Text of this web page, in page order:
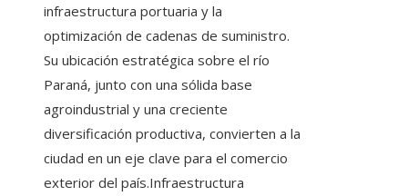
infraestructura portuaria y la
optimización de cadenas de suministro.
Su ubicación estratégica sobre el río
Paraná, junto con una sólida base
agroindustrial y una creciente
diversificación productiva, convierten a la
ciudad en un eje clave para el comercio
exterior del país.Infraestructura